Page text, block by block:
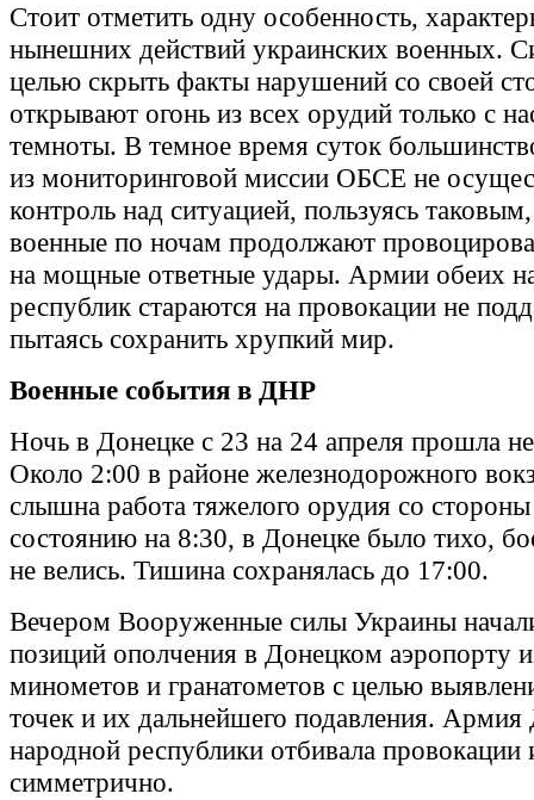
Стоит отметить одну особенность,
нынешних действий украинских военных.
целью скрыть факты нарушений со своей
открывают огонь из всех орудий только с
темноты. В темное время суток
из мониторинговой миссии ОБСЕ не
контроль над ситуацией, пользуясь
военные по ночам продолжают
на мощные ответные удары. Армии обеих
республик стараются на провокации не
пытаясь сохранить хрупкий мир.
Военные события в ДНР
Ночь в Донецке с 23 на 24 апреля прошла
Около 2:00 в районе железнодорожного
слышна работа тяжелого орудия со
состоянию на 8:30, в Донецке было тихо,
не велись. Тишина сохранялась до 17:00.
Вечером Вооруженные силы Украины
позиций ополчения в Донецком аэропорту
минометов и гранатометов с целью
точек и их дальнейшего подавления. Армия
народной республики отбивала провокации
симметрично.